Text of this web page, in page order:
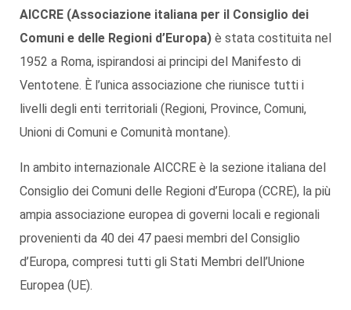
AICCRE (Associazione italiana per il Consiglio dei
Comuni e delle Regioni d’Europa) è stata costituita nel
1952 a Roma, ispirandosi ai principi del Manifesto di
Ventotene. È l’unica associazione che riunisce tutti i
livelli degli enti territoriali (Regioni, Province, Comuni,
Unioni di Comuni e Comunità montane).
In ambito internazionale AICCRE è la sezione italiana del
Consiglio dei Comuni delle Regioni d’Europa (CCRE), la più
ampia associazione europea di governi locali e regionali
provenienti da 40 dei 47 paesi membri del Consiglio
d’Europa, compresi tutti gli Stati Membri dell’Unione
Europea (UE).